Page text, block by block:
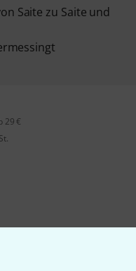
Saite zu Saite und
29 €